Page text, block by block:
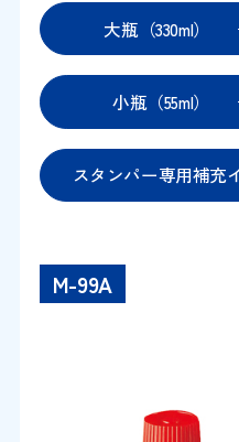
大瓶（330ml）
小瓶（55ml）
スタンパー専用補充
M-99A